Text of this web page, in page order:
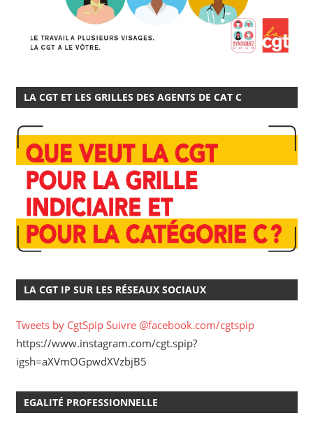
LA CGT ET LES GRILLES DES AGENTS DE CAT C
LA CGT IP SUR LES RÉSEAUX SOCIAUX
Tweets by CgtSpip Suivre @facebook.com/cgtspip
https://www.instagram.com/cgt.spip?
igsh=aXVmOGpwdXVzbjB5
EGALITÉ PROFESSIONNELLE